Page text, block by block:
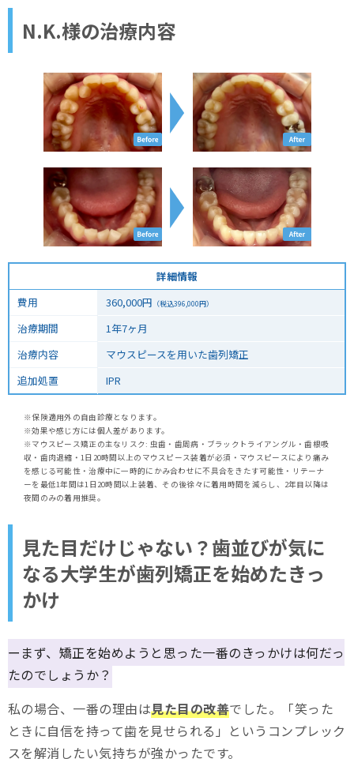
N.K.様の治療内容
詳細情報
費用
360,000円 （税込396,000円）
治療期間
1年7ヶ月
治療内容
マウスピースを用いた歯列矯正
追加処置
IPR
※保険適用外の自由診療となります。
※効果や感じ方には個人差があります。
※マウスピース矯正の主なリスク: 虫歯・歯周病・ブラックトライアングル・歯根吸
収・歯肉退縮・1日20時間以上のマウスピース装着が必須・マウスピースにより痛み
を感じる可能性・治療中に一時的にかみ合わせに不具合をきたす可能性・リテーナ
ーを最低1年間は1日20時間以上装着、その後徐々に着用時間を減らし、2年目以降は
夜間のみの着用推奨。
見た目だけじゃない？歯並びが気に
なる大学生が歯列矯正を始めたきっ
かけ
ーまず、矯正を始めようと思った一番のきっかけは何だっ
たのでしょうか？
私の場合、一番の理由は見た目の改善でした。「笑った
ときに自信を持って歯を見せられる」というコンプレック
スを解消したい気持ちが強かったです。